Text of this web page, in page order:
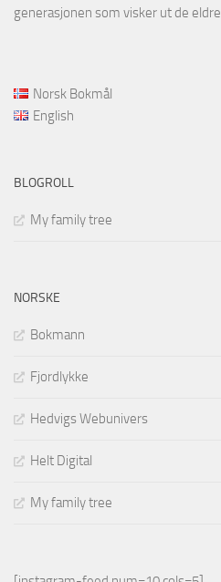
generasjonen som visker ut de eldre
Norsk Bokmål
English
BLOGROLL
My family tree
NORSKE
Bokmann
Fjordlykke
Hedvigs Webunivers
Helt Digital
My family tree